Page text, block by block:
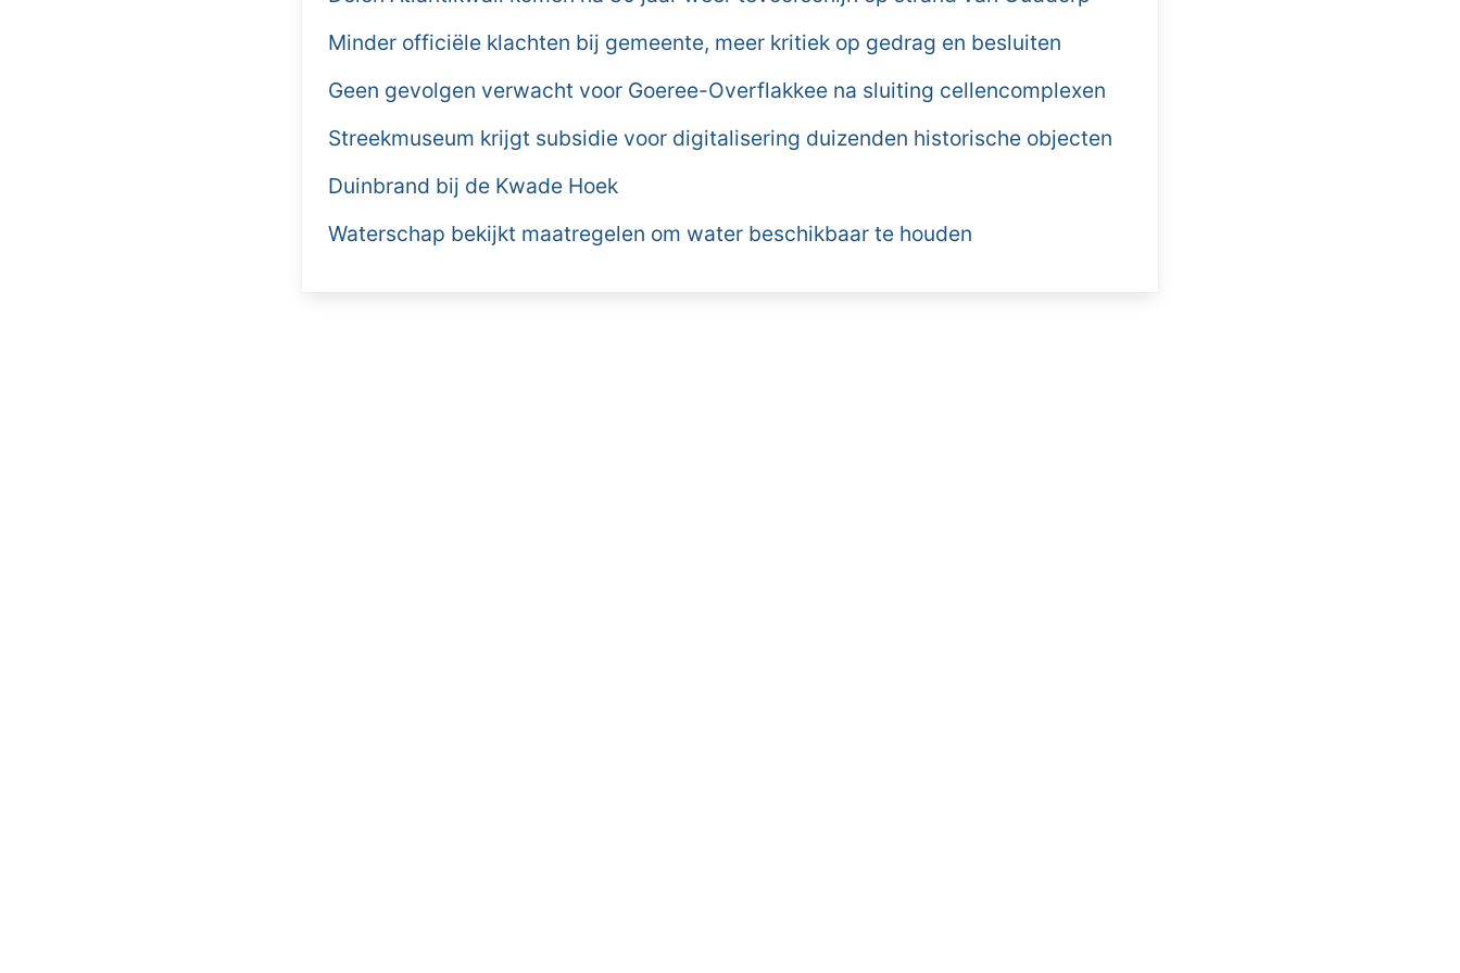
Minder officiële klachten bij gemeente, meer kritiek op gedrag en besluiten
Geen gevolgen verwacht voor Goeree-Overflakkee na sluiting cellencomplexen
Streekmuseum krijgt subsidie voor digitalisering duizenden historische objecten
Duinbrand bij de Kwade Hoek
Waterschap bekijkt maatregelen om water beschikbaar te houden